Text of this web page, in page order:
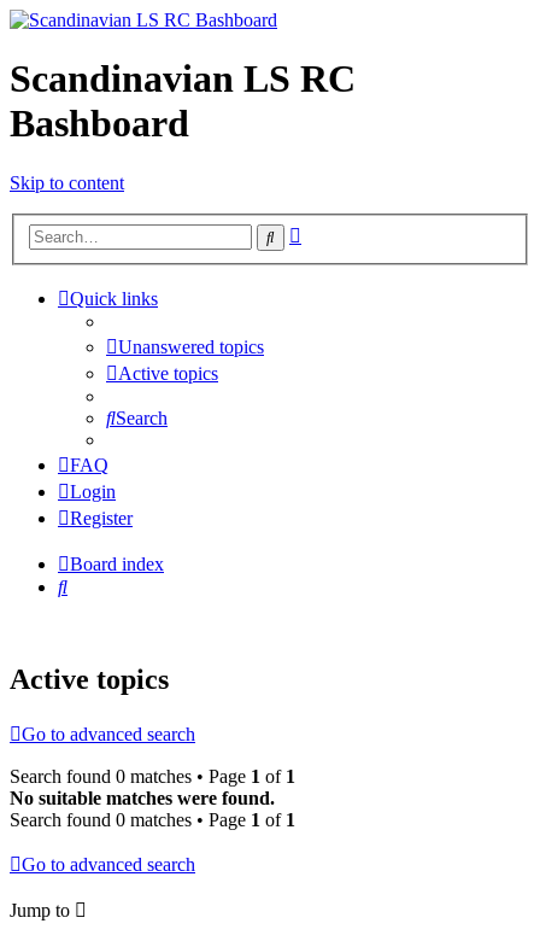
Scandinavian LS RC
Bashboard
Skip to content
Search
Quick links
Unanswered topics
Active topics
Search
FAQ
Login
Register
Board index
Search
Active topics
Go to advanced search
Search found 0 matches • Page 1 of 1
No suitable matches were found.
Search found 0 matches • Page 1 of 1
Go to advanced search
Jump to